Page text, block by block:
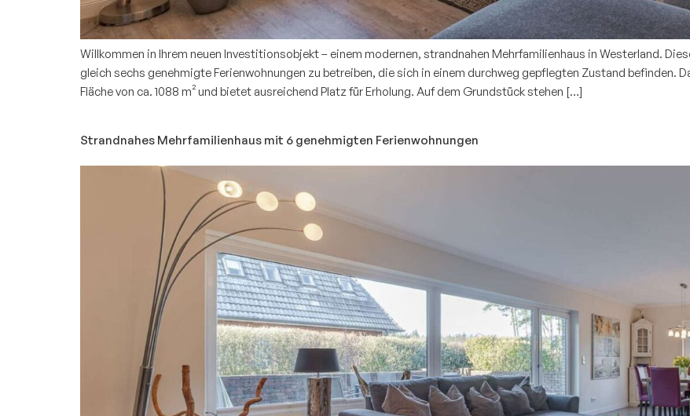
Willkommen in Ihrem neuen Investitionsobjekt – einem modernen, strandnahen Mehrfamilienhaus in Westerland.
gleich sechs genehmigte Ferienwohnungen zu betreiben, die sich in einem durchweg gepflegten Zustand befinden.
Fläche von ca. 1088 m² und bietet ausreichend Platz für Erholung. Auf dem Grundstück stehen […]
Strandnahes Mehrfamilienhaus mit 6 genehmigten Ferienwohnungen